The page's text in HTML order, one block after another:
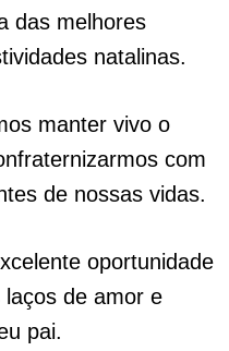
das melhores
natalinas.
manter vivo o
com
de nossas vidas.
oportunidade
de amor e
pai.